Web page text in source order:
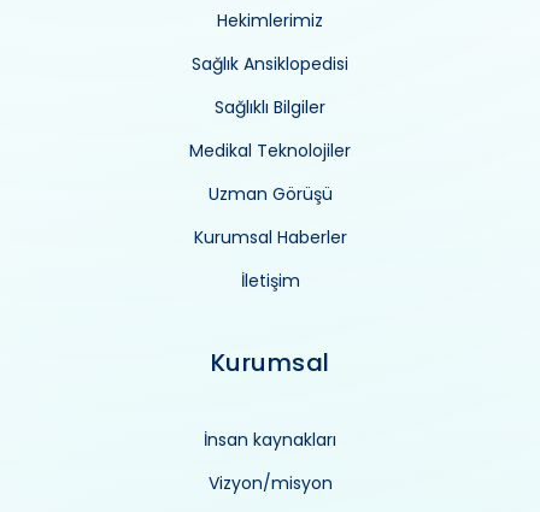
Hekimlerimiz
Sağlık Ansiklopedisi
Sağlıklı Bilgiler
Medikal Teknolojiler
Uzman Görüşü
Kurumsal Haberler
İletişim
Kurumsal
İnsan kaynakları
Vizyon/misyon